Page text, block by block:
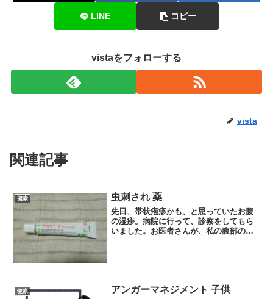
LINE コピー
vistaをフォローする
vista
関連記事
健康 虫刺され 薬
先日、帯状疱疹かも、と思っていたお腹
の湿疹。病院に行って、診察をしてもら
いました。お医者さんが、私の腹部の湿
健康 アンガーマネジメント 子供